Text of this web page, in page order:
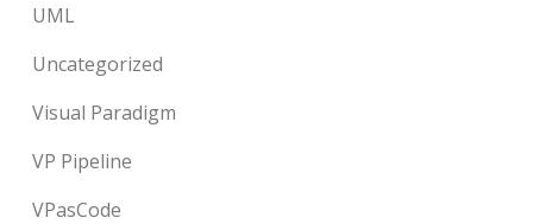
UML
Uncategorized
Visual Paradigm
VP Pipeline
VPasCode